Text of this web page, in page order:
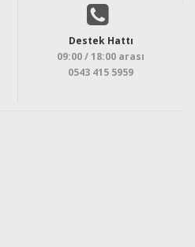
Destek Hattı
09:00 / 18:00 arası
0543 415 5959